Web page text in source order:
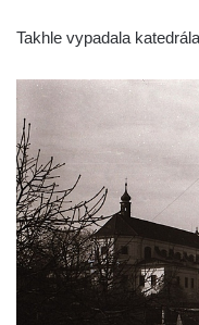
Křížová cesta
Křížová cesta Římov
Popravní brána
Křížová cesta
Veronika potkává
roušky pot z tváře
Křížová cesta Římov
kříž nesoucí potkává
Křížová cesta Římov
Takhle vypadala